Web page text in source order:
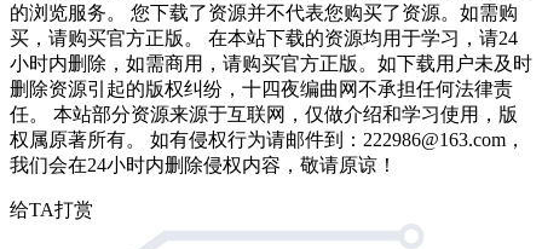
的浏览服务。 您下载了资源并不代表您购买了资源。如需购
买，请购买官方正版。 在本站下载的资源均用于学习，请24
小时内删除，如需商用，请购买官方正版。如下载用户未及时
删除资源引起的版权纠纷，十四夜编曲网不承担任何法律责
任。 本站部分资源来源于互联网，仅做介绍和学习使用，版
权属原著所有。 如有侵权行为请邮件到：222986@163.com，
我们会在24小时内删除侵权内容，敬请原谅！
给TA打赏